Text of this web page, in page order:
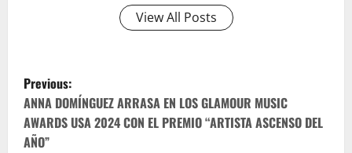
View All Posts
P
o
s
Previous:
ANNA DOMÍNGUEZ ARRASA EN LOS GLAMOUR MUSIC
AWARDS USA 2024 CON EL PREMIO “ARTISTA ASCENSO DEL
AÑO”